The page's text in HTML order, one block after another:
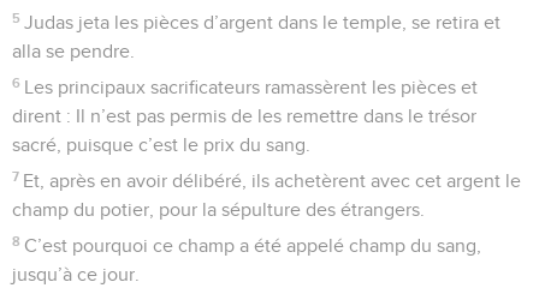
5 Judas jeta les pièces d’argent dans le temple, se retira et
alla se pendre.
6 Les principaux sacrificateurs ramassèrent les pièces et
dirent : Il n’est pas permis de les remettre dans le trésor
sacré, puisque c’est le prix du sang.
7 Et, après en avoir délibéré, ils achetèrent avec cet argent le
champ du potier, pour la sépulture des étrangers.
8 C’est pourquoi ce champ a été appelé champ du sang,
jusqu’à ce jour.